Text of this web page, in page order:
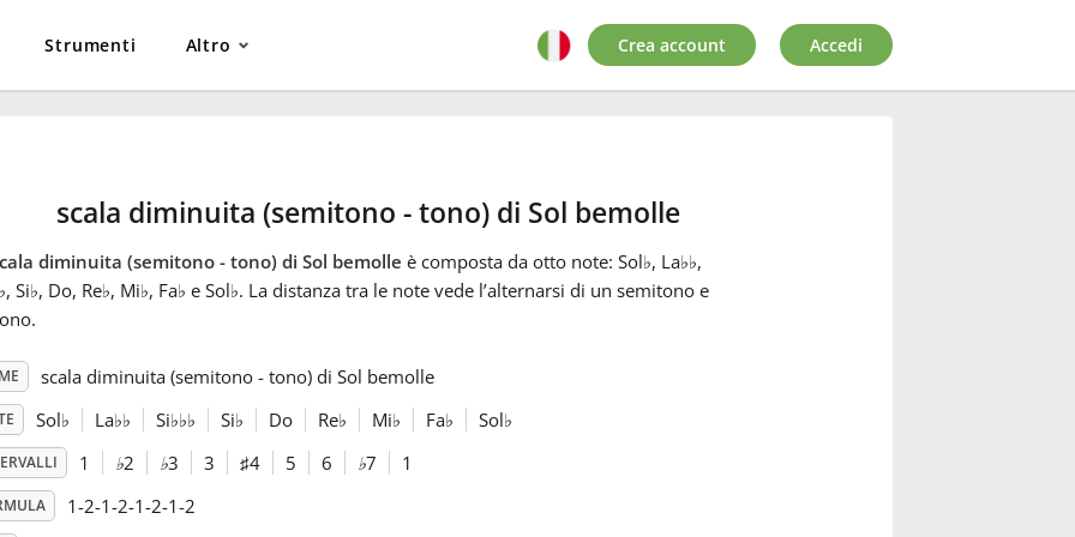
Strumenti Altro Crea account Accedi
scala diminuita (semitono - tono) di Sol bemolle
diminuita (semitono - tono) di Sol bemolle è composta da otto note: Sol♭, La♭♭,
♭, Si♭, Do, Re♭, Mi♭, Fa♭ e Sol♭. La distanza tra le note vede l’alternarsi di un semitono e
scala diminuita (semitono - tono) di Sol bemolle
Sol♭ La♭♭ Si♭♭♭ Si♭ Do Re♭ Mi♭ Fa♭ Sol♭
1 ♭2 ♭3 3 ♯4 5 6 ♭7 1
1-2-1-2-1-2-1-2